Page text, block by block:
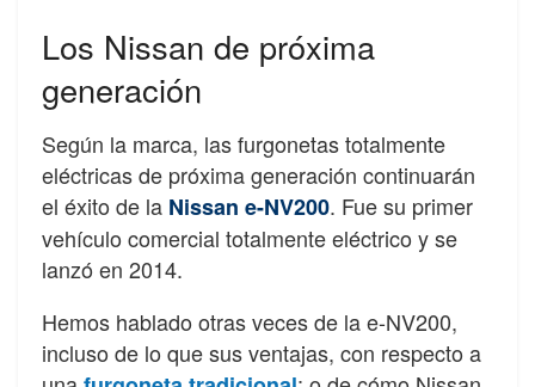
Los Nissan de próxima
generación
Según la marca, las furgonetas totalmente
eléctricas de próxima generación continuarán
el éxito de la Nissan e-NV200. Fue su primer
vehículo comercial totalmente eléctrico y se
lanzó en 2014.
Hemos hablado otras veces de la e-NV200,
incluso de lo que sus ventajas, con respecto a